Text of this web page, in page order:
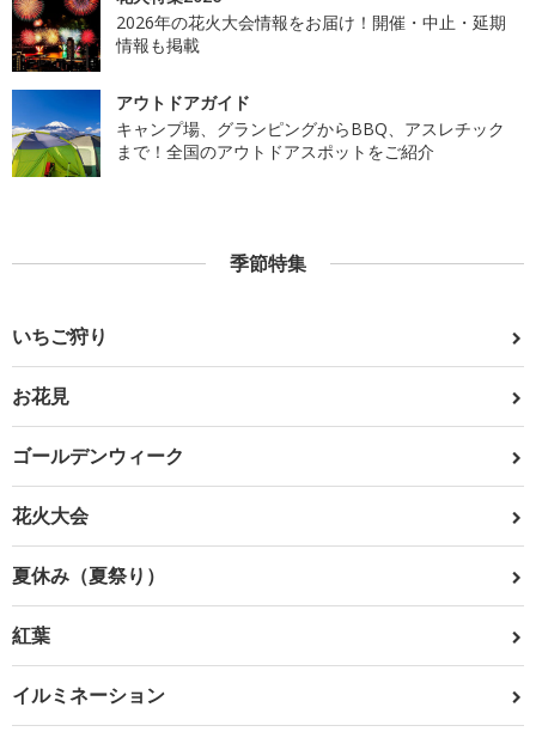
2026年の花火大会情報をお届け！開催・中止・延期
情報も掲載
アウトドアガイド
キャンプ場、グランピングからBBQ、アスレチック
まで！全国のアウトドアスポットをご紹介
季節特集
いちご狩り
お花見
ゴールデンウィーク
花火大会
夏休み（夏祭り）
紅葉
イルミネーション